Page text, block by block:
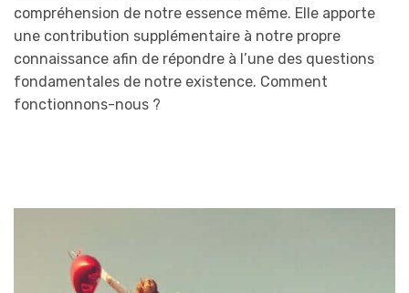
compréhension de notre essence même. Elle apporte
une contribution supplémentaire à notre propre
connaissance afin de répondre à l’une des questions
fondamentales de notre existence. Comment
fonctionnons-nous ?